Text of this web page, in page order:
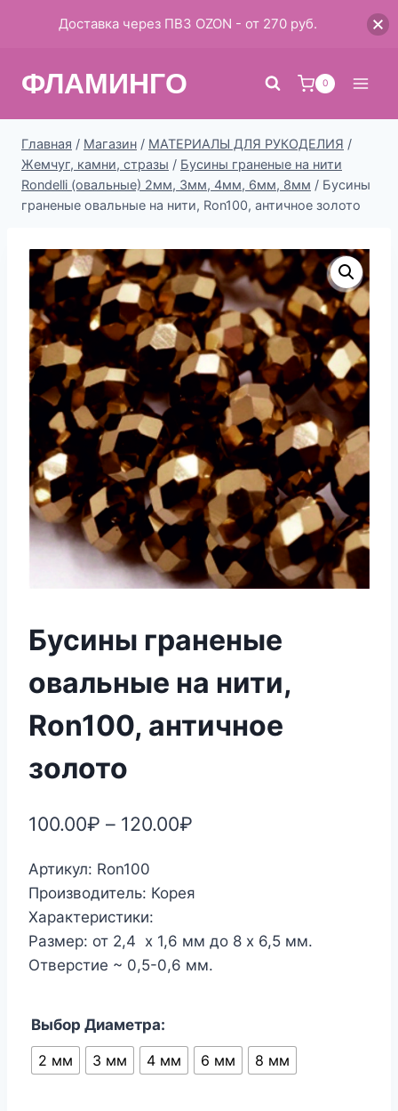
ФЛАМИНГО 0
Главная / Магазин / МАТЕРИАЛЫ ДЛЯ РУКОДЕЛИЯ /
Жемчуг, камни, стразы / Бусины граненые на нити
Rondelli (овальные) 2мм, 3мм, 4мм, 6мм, 8мм / Бусины
граненые овальные на нити, Ron100, античное золото
Бусины граненые
овальные на нити,
Ron100, античное
золото
100.00₽ – 120.00₽
Артикул: Ron100
Производитель: Корея
Характеристики:
Размер: от 2,4 х 1,6 мм до 8 х 6,5 мм.
Отверстие ~ 0,5-0,6 мм.
Выбор Диаметра:
2 мм
3 мм 4 мм 6 мм 8 мм
Доставка через ПВЗ OZON - от 270 руб.